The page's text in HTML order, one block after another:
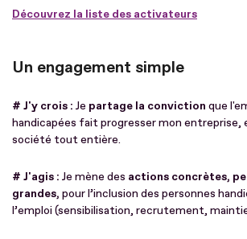
Découvrez la liste des activateurs
Un engagement simple
# J'y crois : Je partage la conviction que
handicapées fait progresser mon entreprise,
société tout entière.
# J'agis : Je mène des actions concrètes,
grandes, pour l’inclusion des personnes
l’emploi (sensibilisation, recrutement,